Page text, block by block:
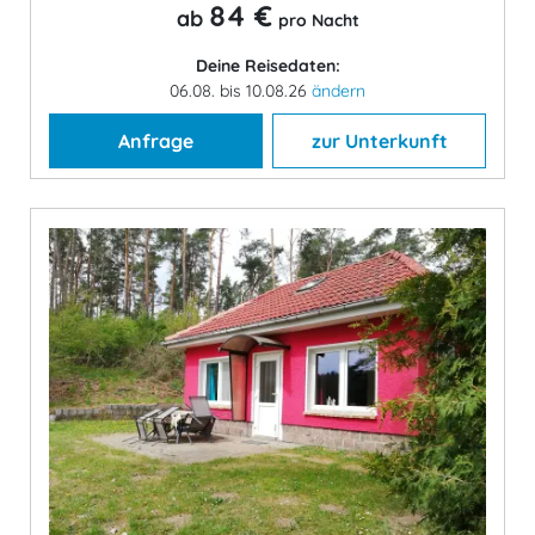
ab 84 € pro Nacht
Deine Reisedaten:
06.08. bis 10.08.26 ändern
Anfrage zur Unterkunft